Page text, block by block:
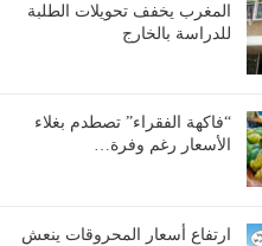
المغرب يخفف تحويلات الطلبة
للدراسة بالخارج
“فاكهة الفقراء” تصطدم بغلاء
الأسعار رغم وفرة…
ارتفاع أسعار المحروقات ينعش